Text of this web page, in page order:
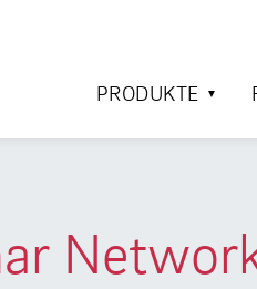
PRODUKTE